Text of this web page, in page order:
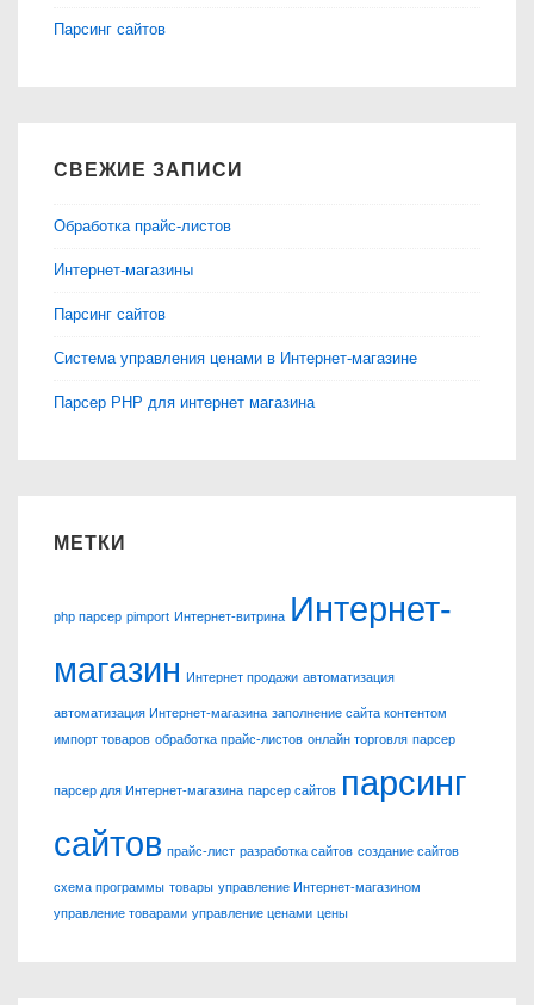
Парсинг сайтов
СВЕЖИЕ ЗАПИСИ
Обработка прайс-листов
Интернет-магазины
Парсинг сайтов
Система управления ценами в Интернет-магазине
Парсер PHP для интернет магазина
МЕТКИ
php парсер pimport Интернет-витрина Интернет-
магазин Интернет продажи автоматизация
автоматизация Интернет-магазина заполнение сайта контентом
импорт товаров обработка прайс-листов онлайн торговля парсер
парсер для Интернет-магазина парсер сайтов парсинг
сайтов прайс-лист разработка сайтов создание сайтов
схема программы товары управление Интернет-магазином
управление товарами управление ценами цены